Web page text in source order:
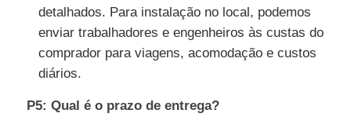
detalhados. Para instalação no local, podemos
enviar trabalhadores e engenheiros às custas do
comprador para viagens, acomodação e custos
diários.
P5: Qual é o prazo de entrega?